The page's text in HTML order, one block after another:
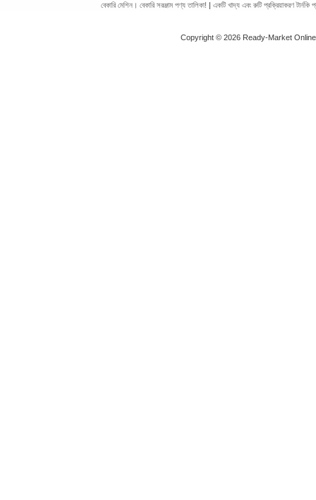
বেকারি মেশিন। বেকারি সরঞ্জাম পণ্য তালিকা! | একটি খাদ্য এবং রুটি প্রক্রিয়াকরণ
Copyright © 2026 Ready-Market